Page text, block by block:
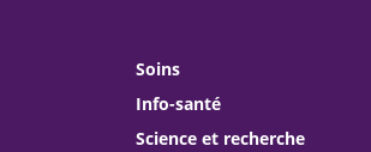
Soins
Info-santé
Science et recherche